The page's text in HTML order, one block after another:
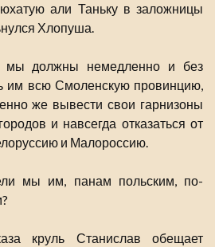
али Таньку в заложницы
Хлопуша.
мы должны немедленно и без
им всю Смоленскую провинцию,
же вывести свои гарнизоны
и навсегда отказаться от
и Малороссию.
мы им, панам польским, по-
круль Станислав обещает